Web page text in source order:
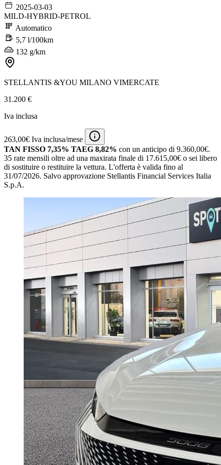
2025-03-03
MILD-HYBRID-PETROL
Automatico
5,7 l/100km
132 g/km
STELLANTIS &YOU MILANO VIMERCATE
31.200 €
Iva inclusa
263,00€ Iva inclusa/mese
TAN FISSO 7,35% TAEG 8,82% con un anticipo di 9.360,00€.
35 rate mensili oltre ad una maxirata finale di 17.615,00€ o sei libero
di sostituire o restituire la vettura. L'offerta è valida fino al
31/07/2026. Salvo approvazione Stellantis Financial Services Italia
S.p.A.